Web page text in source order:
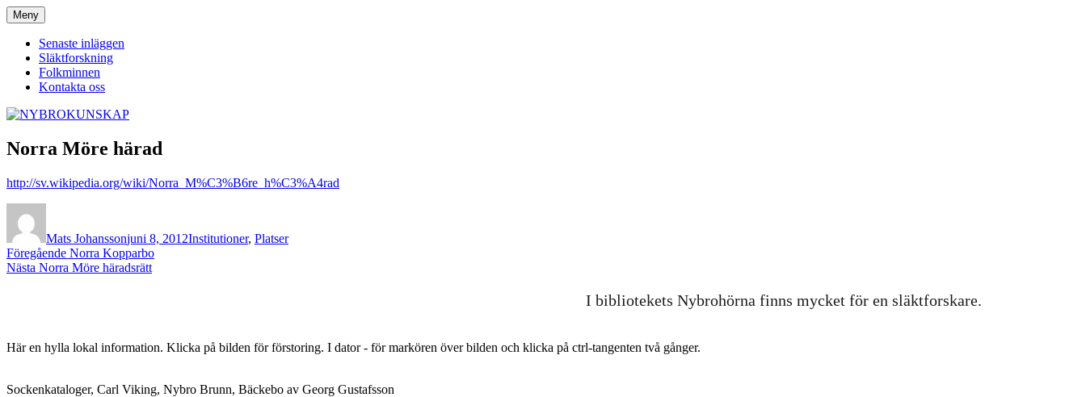
Hoppa
till
innehåll
NYBROKUNSKAP
Meny
Senaste inläggen
Släktforskning
Folkminnen
Kontakta oss
Norra Möre härad
http://sv.wikipedia.org/wiki/Norra_M%C3%B6re_h%C3%A4rad
Mats Johanssonjuni 8, 2012Institutioner, Platser
Inläggsnavigering
Föregående Föregående
inlägg:
Norra Kopparbo
Nästa Nästa
Norra Möre häradsrätt
I bibliotekets Nybrohörna finns mycket för en släktforskare.
Här en hylla lokal information. Klicka på bilden för förstoring. I dator - för markören över bilden och klicka på ctrl-tangenten två gånger.
Sockenkataloger, Carl Viking, Nybro Brunn, Bäckebo av Georg Gustafsson